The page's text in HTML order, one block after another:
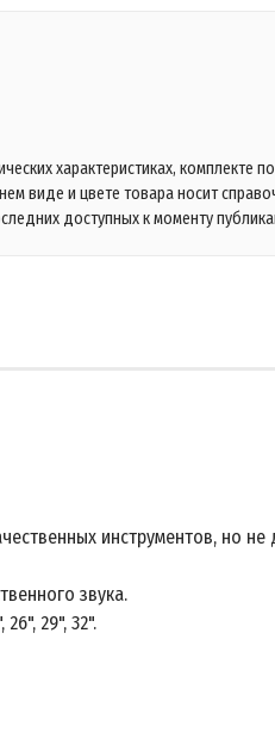
характеристиках, комплекте
виде и цвете товара носит
доступных к моменту
инструментов, но не
звука.
29", 32".